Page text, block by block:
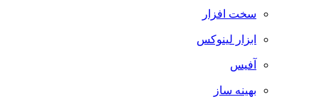
سخت افزار
ابزار لینوکس
آفیس
بهینه ساز